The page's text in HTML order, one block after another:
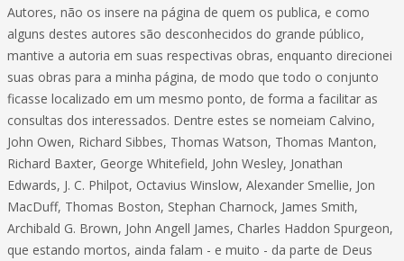
Autores, não os insere na página de quem os publica, e como
alguns destes autores são desconhecidos do grande público,
mantive a autoria em suas respectivas obras, enquanto direcionei
suas obras para a minha página, de modo que todo o conjunto
ficasse localizado em um mesmo ponto, de forma a facilitar as
consultas dos interessados. Dentre estes se nomeiam Calvino,
John Owen, Richard Sibbes, Thomas Watson, Thomas Manton,
Richard Baxter, George Whitefield, John Wesley, Jonathan
Edwards, J. C. Philpot, Octavius Winslow, Alexander Smellie, Jon
MacDuff, Thomas Boston, Stephan Charnock, James Smith,
Archibald G. Brown, John Angell James, Charles Haddon Spurgeon,
que estando mortos, ainda falam - e muito - da parte de Deus